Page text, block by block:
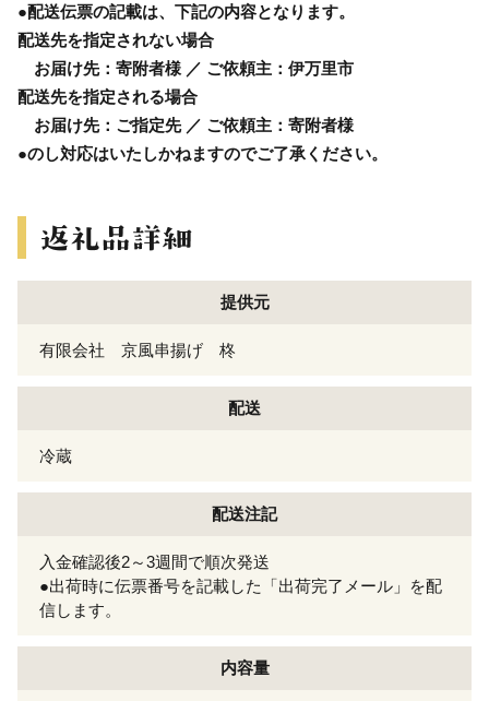
●配送伝票の記載は、下記の内容となります。
配送先を指定されない場合
お届け先：寄附者様 ／ ご依頼主：伊万里市
配送先を指定される場合
お届け先：ご指定先 ／ ご依頼主：寄附者様
●のし対応はいたしかねますのでご了承ください。
提供元
有限会社 京風串揚げ 柊
配送
冷蔵
配送注記
入金確認後2～3週間で順次発送
●出荷時に伝票番号を記載した「出荷完了メール」を配
信します。
内容量